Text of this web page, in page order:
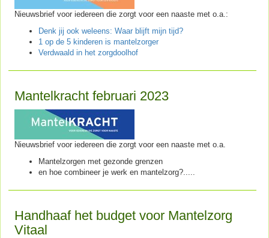
Nieuwsbrief voor iedereen die zorgt voor een naaste met o.a.:
Denk jij ook weleens: Waar blijft mijn tijd?
1 op de 5 kinderen is mantelzorger
Verdwaald in het zorgdoolhof
Mantelkracht februari 2023
Nieuwsbrief voor iedereen die zorgt voor een naaste met o.a.
Mantelzorgen met gezonde grenzen
en hoe combineer je werk en mantelzorg?.....
Handhaaf het budget voor Mantelzorg
Vitaal